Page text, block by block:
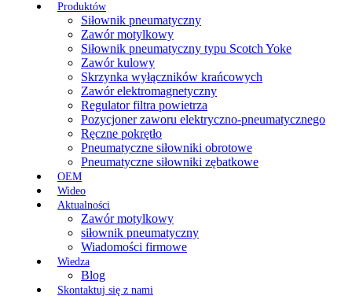
Produktów
Siłownik pneumatyczny
Zawór motylkowy
Siłownik pneumatyczny typu Scotch Yoke
Zawór kulowy
Skrzynka wyłączników krańcowych
Zawór elektromagnetyczny
Regulator filtra powietrza
Pozycjoner zaworu elektryczno-pneumatycznego
Ręczne pokrętło
Pneumatyczne siłowniki obrotowe
Pneumatyczne siłowniki zębatkowe
OEM
Wideo
Aktualności
Zawór motylkowy
siłownik pneumatyczny
Wiadomości firmowe
Wiedza
Blog
Skontaktuj się z nami